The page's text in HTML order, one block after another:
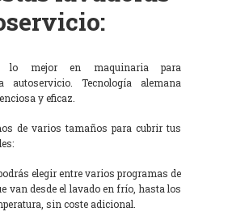
lo mejor en maquinaria para
autoservicio. Tecnología alemana
y eficaz.
de varios tamaños para cubrir tus
elegir entre varios programas de
van desde el lavado en frío, hasta los
sin coste adicional.